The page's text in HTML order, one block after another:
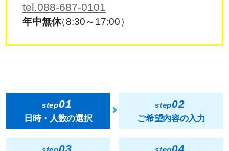
tel.088-687-0101
年中無休（8:30～17:00）
step01
日時・人数の選択
step02
ご希望内容の入力